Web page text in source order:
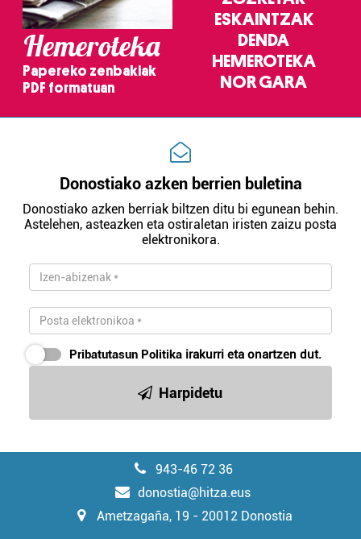
Hemeroteka
Papereko zenbakiak
PDF formatuan
ESKAINTZAK
DENDA
HEMEROTEKA
NOR GARA
Donostiako azken berrien buletina
Donostiako azken berriak biltzen ditu bi egunean behin.
Astelehen, asteazken eta ostiraletan iristen zaizu posta
elektronikora.
Pribatutasun Politika irakurri eta onartzen dut.
Harpidetu
943-46 72 36
donostia@hitza.eus
Ametzagaña, 19 - 20012 Donostia